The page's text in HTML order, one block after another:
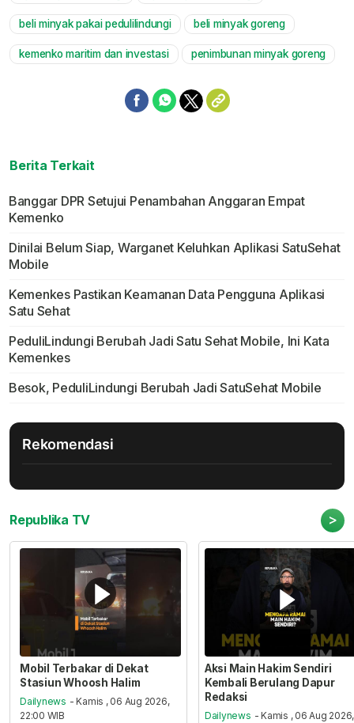
beli minyak pakai pedulilindungi beli minyak goreng
kemenko maritim dan investasi penimbunan minyak goreng
Berita Terkait
Banggar DPR Setujui Penambahan Anggaran Empat
Kemenko
Dinilai Belum Siap, Warganet Keluhkan Aplikasi SatuSehat
Mobile
Kemenkes Pastikan Keamanan Data Pengguna Aplikasi
Satu Sehat
PeduliLindungi Berubah Jadi Satu Sehat Mobile, Ini Kata
Kemenkes
Besok, PeduliLindungi Berubah Jadi SatuSehat Mobile
Rekomendasi
Republika TV >
Mobil Terbakar di Dekat
Stasiun Whoosh Halim
Dailynews - Kamis , 06 Aug 2026,
22:00 WIB
Aksi Main Hakim Sendiri
Kembali Berulang Dapur
Redaksi
Dailynews - Kamis , 06 Aug 2026,